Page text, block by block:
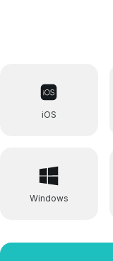
iOS
Windows